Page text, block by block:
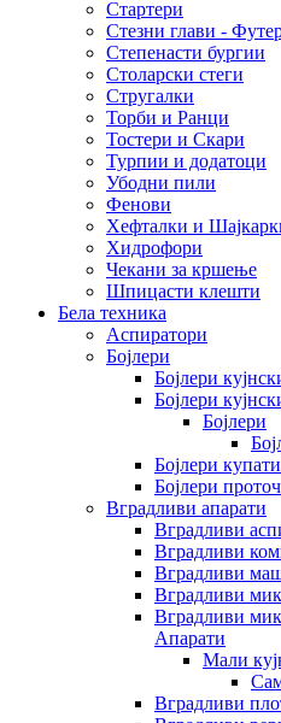
Стартери
Стезни глави -
Степенасти бургии
Столарски стеги
Стругалки
Торби и Ранци
Тостери и Скари
Турпии и додатоци
Убодни пили
Фенови
Хефталки и
Хидрофори
Чекани за кршење
Шпицасти клешти
Бела техника
Аспиратори
Бојлери
Бојлери
Бојлери
Бојлери
Бојлери
Бојлери
Вградливи апарати
Вградливи
Вградливи
Вградливи
Вградливи
Вградливи
Апарати
Мали
Вградливи